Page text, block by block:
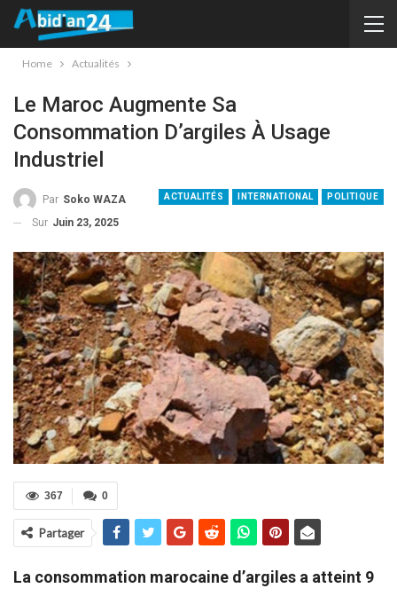
Home Actualités
Le Maroc Augmente Sa
Consommation D’argiles À Usage
Industriel
ACTUALITÉS INTERNATIONAL POLITIQUE
Par Soko WAZA
Sur Juin 23, 2025
0
367
Partager
La consommation marocaine d’argiles a atteint 9